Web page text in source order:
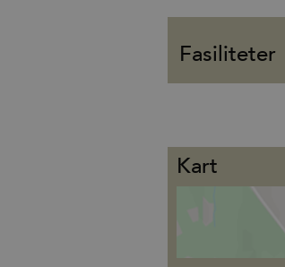
Fasiliteter
Kart